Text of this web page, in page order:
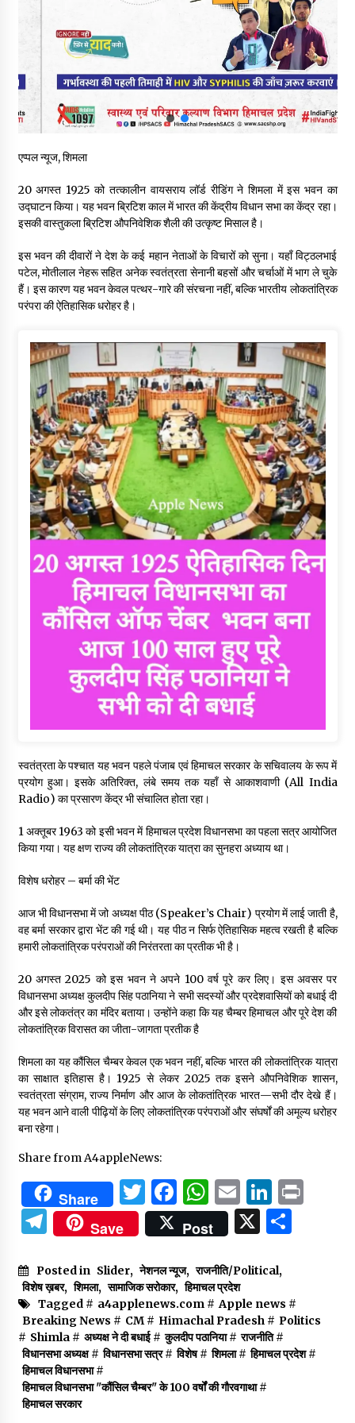
शिमला पुलिस में बड़ी अनुशासनात्मक कार्रवाई, 3 पुलिसकर्मी निलंबित
07/08/2026
6 साल में पीएम नरेंद्र मोदी के विदेश दौरों पर 557 करोड़ खर्च, सरकार ने
07/08/2026
06/08/2026
06/08/2026
नितिन गडकरी से मिले विक्रमादित्य सिंह, हिमाचल की सड़क परियोजनाओं को
एप्पल न्यूज, शिमला
20 अगस्त 1925 को तत्कालीन वायसराय लॉर्ड रीडिंग ने शिमला में इस भवन का
उद्घाटन किया। यह भवन ब्रिटिश काल में भारत की केंद्रीय विधान सभा का केंद्र रहा।
इसकी वास्तुकला ब्रिटिश औपनिवेशिक शैली की उत्कृष्ट मिसाल है।
इस भवन की दीवारों ने देश के कई महान नेताओं के विचारों को सुना। यहाँ विट्ठलभाई
पटेल, मोतीलाल नेहरू सहित अनेक स्वतंत्रता सेनानी बहसों और चर्चाओं में भाग ले चुके
हैं। इस कारण यह भवन केवल पत्थर-गारे की संरचना नहीं, बल्कि भारतीय लोकतांत्रिक
परंपरा की ऐतिहासिक धरोहर है।
स्वतंत्रता के पश्चात यह भवन पहले पंजाब एवं हिमाचल सरकार के सचिवालय के रूप में
प्रयोग हुआ। इसके अतिरिक्त, लंबे समय तक यहाँ से आकाशवाणी (All India
Radio) का प्रसारण केंद्र भी संचालित होता रहा।
1 अक्तूबर 1963 को इसी भवन में हिमाचल प्रदेश विधानसभा का पहला सत्र आयोजित
किया गया। यह क्षण राज्य की लोकतांत्रिक यात्रा का सुनहरा अध्याय था।
विशेष धरोहर – बर्मा की भेंट
आज भी विधानसभा में जो अध्यक्ष पीठ (Speaker’s Chair) प्रयोग में लाई जाती है,
वह बर्मा सरकार द्वारा भेंट की गई थी। यह पीठ न सिर्फ ऐतिहासिक महत्व रखती है बल्कि
हमारी लोकतांत्रिक परंपराओं की निरंतरता का प्रतीक भी है।
20 अगस्त 2025 को इस भवन ने अपने 100 वर्ष पूरे कर लिए। इस अवसर पर
विधानसभा अध्यक्ष कुलदीप सिंह पठानिया ने सभी सदस्यों और प्रदेशवासियों को बधाई दी
और इसे लोकतंत्र का मंदिर बताया। उन्होंने कहा कि यह चैम्बर हिमाचल और पूरे देश की
लोकतांत्रिक विरासत का जीता-जागता प्रतीक है
शिमला का यह कौंसिल चैम्बर केवल एक भवन नहीं, बल्कि भारत की लोकतांत्रिक यात्रा
का साक्षात इतिहास है। 1925 से लेकर 2025 तक इसने औपनिवेशिक शासन,
स्वतंत्रता संग्राम, राज्य निर्माण और आज के लोकतांत्रिक भारत—सभी दौर देखे हैं।
यह भवन आने वाली पीढ़ियों के लिए लोकतांत्रिक परंपराओं और संघर्षों की अमूल्य धरोहर
बना रहेगा।
Share from A4appleNews:
Share Twitter
Facebook
WhatsApp
Email
Telegram
Save Post X
Posted in Slider, नेशनल न्यूज, राजनीति/Political,
विशेष ख़बर, शिमला, सामाजिक सरोकार, हिमाचल प्रदेश
Tagged # a4applenews.com# Apple news #
Breaking News # CM# Himachal Pradesh# Politics
# Shimla# अध्यक्ष ने दी बधाई# कुलदीप पठानिया# राजनीति#
विधानसभा अध्यक्ष# विधानसभा सत्र# विशेष# शिमला# हिमाचल प्रदेश#
हिमाचल विधानसभा#
हिमाचल विधानसभा "कौंसिल चैम्बर" के 100 वर्षों की गौरवगाथा#
हिमाचल सरकार